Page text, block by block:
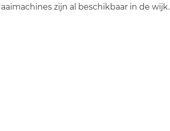
zijn al beschikbaar in de wijk.